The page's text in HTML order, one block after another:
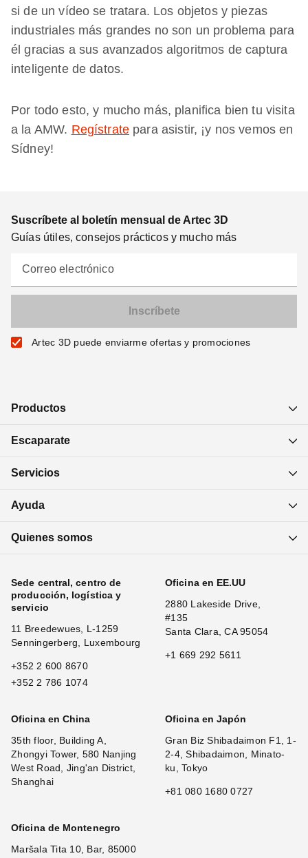
si de un vídeo se tratara. Los objetos y piezas
industriales más grandes no son un problema para
él gracias a sus avanzados algoritmos de captura
inteligente de datos.
Por todo esto, y mucho más, planifica bien tu visita
a la AMW. Regístrate para asistir, ¡y nos vemos en
Sídney!
Suscríbete al boletín mensual de Artec 3D
Guías útiles, consejos prácticos y mucho más
Correo electrónico
Artec 3D puede enviarme ofertas y promociones
Productos
Escaparate
Servicios
Ayuda
Quienes somos
Sede central, centro de
producción, logística y
servicio
11 Breedewues, L-1259
Senningerberg, Luxembourg
+352 2 600 8670
+352 2 786 1074
Oficina en EE.UU
2880 Lakeside Drive,
#135
Santa Clara, CA 95054
+1 669 292 5611
Oficina en China
35th floor, Building A,
Zhongyi Tower, 580 Nanjing
West Road, Jing'an District,
Shanghai
Oficina en Japón
Gran Biz Shibadaimon F1, 1-
2-4, Shibadaimon, Minato-
ku, Tokyo
+81 080 1680 0727
Oficina de Montenegro
Maršala Tita 10, Bar, 85000